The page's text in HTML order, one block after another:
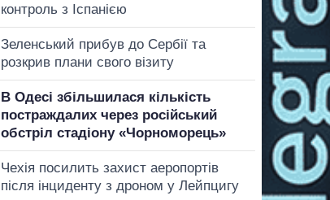
контроль з Іспанією
Зеленський прибув до Сербії та
розкрив плани свого візиту
В Одесі збільшилася кількість
постраждалих через російський
обстріл стадіону «Чорноморець»
Чехія посилить захист аеропортів
після інциденту з дроном у Лейпцигу